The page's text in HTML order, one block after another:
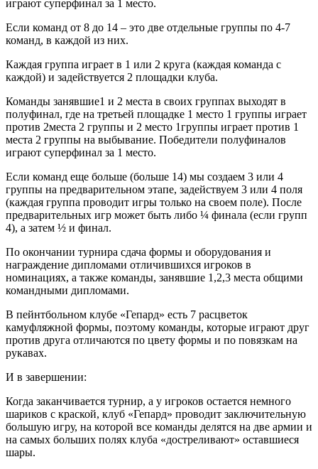
играют суперфинал за 1 место.
Если команд от 8 до 14 – это две отдельные группы по 4-7
команд, в каждой из них.
Каждая группа играет в 1 или 2 круга (каждая команда с
каждой) и задействуется 2 площадки клуба.
Команды занявшие1 и 2 места в своих группах выходят в
полуфинал, где на третьей площадке 1 место 1 группы играет
против 2места 2 группы и 2 место 1группы играет против 1
места 2 группы на выбывание. Победители полуфиналов
играют суперфинал за 1 место.
Если команд еще больше (больше 14) мы создаем 3 или 4
группы на предварительном этапе, задействуем 3 или 4 поля
(каждая группа проводит игры только на своем поле). После
предварительных игр может быть либо ¼ финала (если групп
4), а затем ½ и финал.
По окончании турнира сдача формы и оборудования и
награждение дипломами отличившихся игроков в
номинациях, а также команды, занявшие 1,2,3 места общими
командными дипломами.
В пейнтбольном клубе «Гепард» есть 7 расцветок
камуфляжной формы, поэтому команды, которые играют друг
против друга отличаются по цвету формы и по повязкам на
рукавах.
И в завершении:
Когда заканчивается турнир, а у игроков остается немного
шариков с краской, клуб «Гепард» проводит заключительную
большую игру, на которой все команды делятся на две армии и
на самых больших полях клуба «достреливают» оставшиеся
шары.